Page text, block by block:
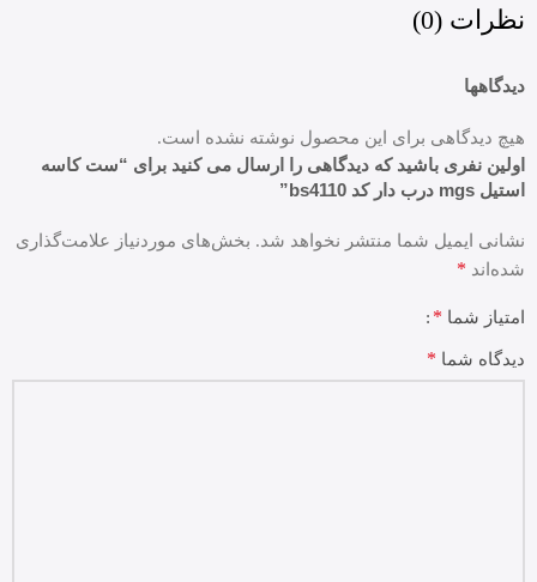
نظرات (0)
دیدگاهها
هیچ دیدگاهی برای این محصول نوشته نشده است.
اولین نفری باشید که دیدگاهی را ارسال می کنید برای “ست کاسه
استیل mgs درب دار کد bs4110”
نشانی ایمیل شما منتشر نخواهد شد. بخش‌های موردنیاز علامت‌گذاری
شده‌اند *
امتیاز شما *
دیدگاه شما *